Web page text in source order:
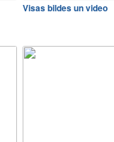
Visas bildes un video